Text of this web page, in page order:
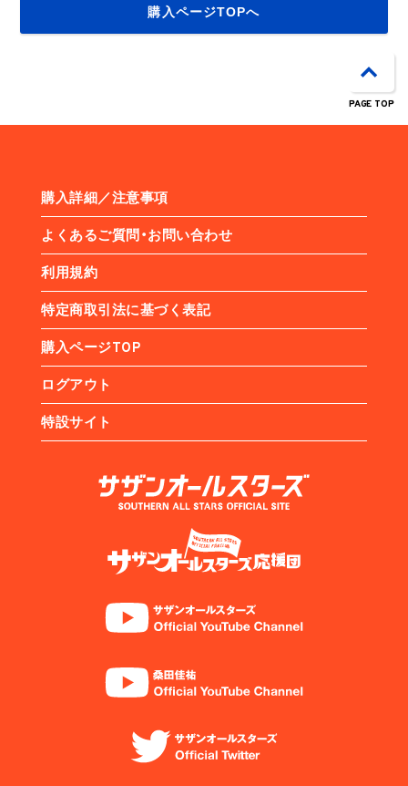
購入ページTOPへ
購入詳細／注意事項
よくあるご質問・お問い合わせ
利用規約
特定商取引法に基づく表記
購入ページTOP
ログアウト
特設サイト
PAGE TOP